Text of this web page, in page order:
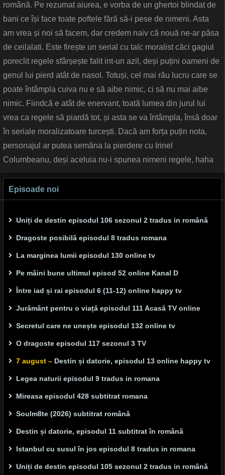
română. Pe rezumat aiurea, e vorba de un ghertoi blindat de
bani ce își face toate poftele fără să-i pese de nimeni. Asta
am vrea și noi să facem, dar credem naiv că nouă ne-ar păsa
de ceilalati. Este firește un serial cu talc moralist căci gagiul
poreclit regele sfârșește falit int-un azil, deși puțini oameni de
genul lui pierd atât de nasol. Totuși, cel mai rău lucru care se
poate întâmpla cuiva nu e să aibe nimic, ci să nu mai aibe
nimic. Fiindcă e atât de enervant, toată lumea din jurul lui
vrea ca regele să piardă tot, și asta se va întâmpla, însă doar
în seriale moralizatoare turcești. Dacă am forța puțin nota,
personajul ar putea semăna la pierdere cu Irinel
Columbeanu, deși aceluia nu-i spunea nimeni regele, haha
Episoade noi
Uniți de destin episodul 106 sezonul 2 tradus in română
Dragoste posibilă episodul 8 tradus romana
La marginea lumii episodul 130 online tv
Pe mâini bune ultimul episod 52 online Kanal D
Între iad și rai episodul 6 (11-12) online happy tv
Jurământ pentru o viață episodul 111 Acasă TV online
Secretul care ne unește episodul 132 online tv
O dragoste episodul 117 sezonul 3 TV
7 august – Destin și datorie, episodul 13 online happy tv
Legea naturii episodul 9 tradus in romana
Mireasa episodul 428 subtitrat romana
Soulm8te (2026) subtitrat română
Destin și datorie, episodul 11 subtitrat în română
Istanbul cu susul în jos episodul 8 tradus in romana
Uniți de destin episodul 105 sezonul 2 tradus in română